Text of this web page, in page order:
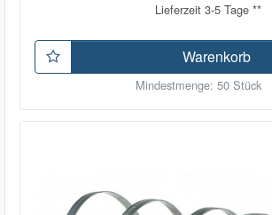
Lieferzeit 3-5 Tage **
Warenkorb
Mindestmenge: 50 Stück